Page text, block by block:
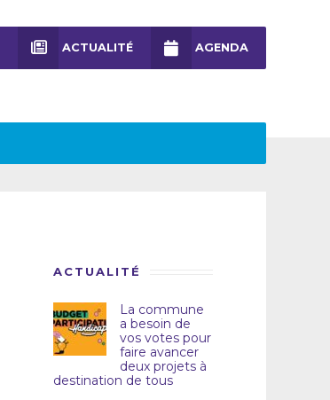
ACTUALITÉ AGENDA
ACTUALITÉ
La commune
a besoin de
vos votes pour
faire avancer
deux projets à
destination de tous